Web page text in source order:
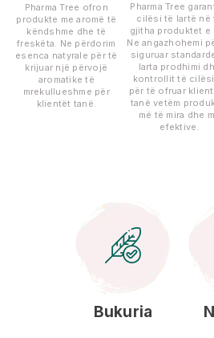
Pharma Tree ofron
produkte me aromë të
këndshme dhe të
freskëta. Ne përdorim
esenca natyrale për të
krijuar një përvojë
aromatike të
mrekullueshme për
klientët tanë.
Pharma Tree
cilësi të lartë në
gjitha produktet e
Ne angazhohemi
siguruar
larta prodhimi
kontrollit të
për të ofruar
tanë vetëm
më të mira dhe
efektive.
Bukuria